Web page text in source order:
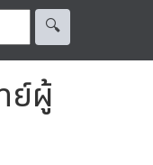
🔍︎
ย์ผู้